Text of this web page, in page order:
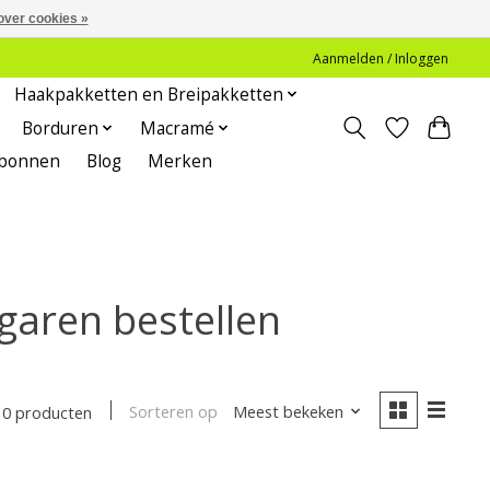
Aanmelden / Inloggen
Haakpakketten en Breipakketten
Borduren
Macramé
Blog Merken
bestellen
0 producten Sorteren op Meest bekeken
cookies »